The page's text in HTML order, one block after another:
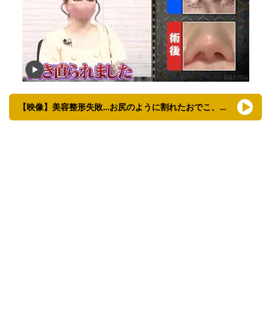
【映像】美容整形失敗…お尻のように割れたおでこ、膨らみすぎた涙袋